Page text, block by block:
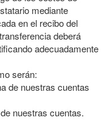
mediante
en el recibo del
deberá
adecuadamente
serán:
de nuestras cuentas
nuestras cuentas.